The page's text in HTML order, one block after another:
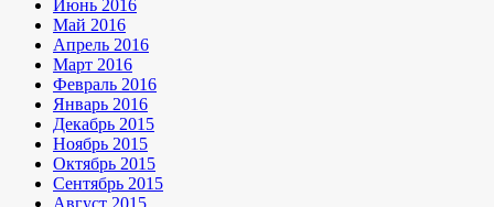
Июнь 2016
Май 2016
Апрель 2016
Март 2016
Февраль 2016
Январь 2016
Декабрь 2015
Ноябрь 2015
Октябрь 2015
Сентябрь 2015
Август 2015